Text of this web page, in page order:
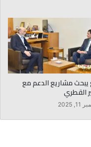
مشاريع الدعم مع
القطري
2025